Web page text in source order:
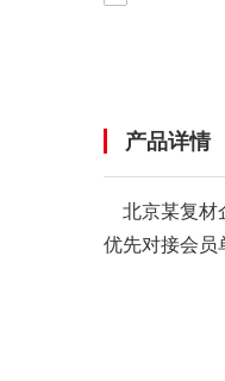
产品详情
北京某复材
优先对接会员